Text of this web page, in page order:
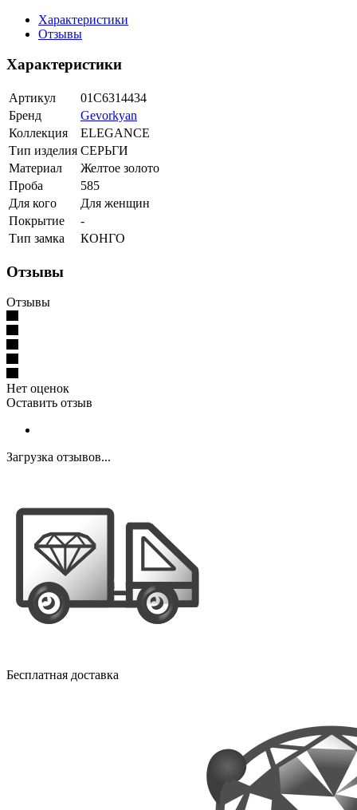
Характеристики
Отзывы
Характеристики
Артикул
01С6314434
Бренд
Gevorkyan
Коллекция
ELEGANCE
Тип изделия СЕРЬГИ
Материал
Желтое золото
Проба
585
Для кого
Для женщин
Покрытие
-
Тип замка
КОНГО
Отзывы
Отзывы
Нет оценок
Оставить отзыв
Загрузка отзывов...
Бесплатная доставка